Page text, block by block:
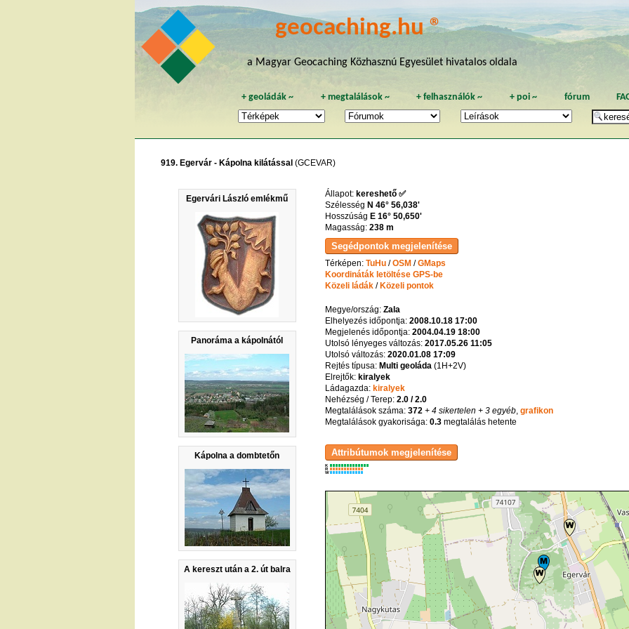
geocaching.hu ®
a Magyar Geocaching Közhasznú Egyesület hivatalos oldala
+geoládák ~ + megtalálások~ +felhasználók ~ + poi~ fórum
919. Egervár - Kápolna kilátással (GCEVAR)
Egervári László emlékmű
Panoráma a kápolnától
Kápolna a dombtetőn
A kereszt után a 2. út balra
Állapot: kereshető ✅
Szélesség N 46° 56,038'
Hosszúság E 16° 50,650'
Magasság: 238 m
Térképen: TuHu/OSM /GMaps
Koordináták letöltése GPS-be
Közeli ládák/ Közeli pontok
Megye/ország: Zala
Elhelyezés időpontja: 2008.10.18 17:00
Megjelenés időpontja: 2004.04.19 18:00
Utolsó lényeges változás: 2017.05.26 11:05
Utolsó változás: 2020.01.08 17:09
Rejtés típusa: Multi geoláda(1H+2V)
Elrejtők: kiralyek
Ládagazda: kiralyek
Nehézség / Terep: 2.0 / 2.0
Megtalálások száma: 372+ 4 sikertelen + 3 egyéb, grafikon
Megtalálások gyakorisága: 0.3megtalálás hetente
K
R
W